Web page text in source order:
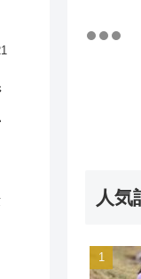
人気